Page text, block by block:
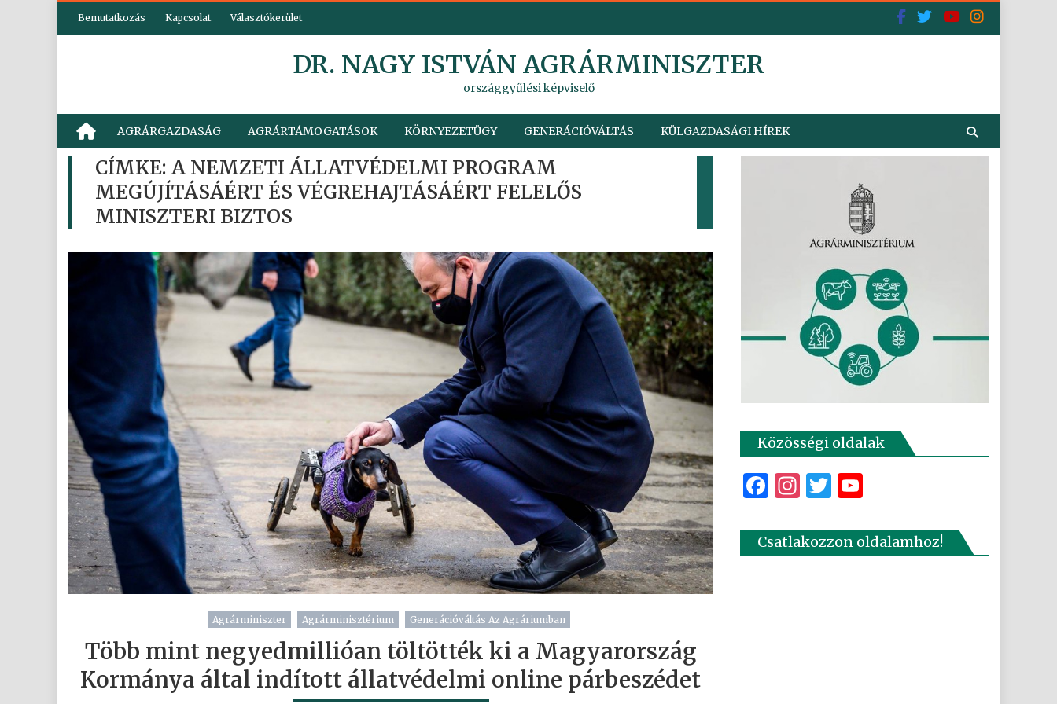
Bemutatkozás Kapcsolat Választókerület
DR. NAGY ISTVÁN AGRÁRMINISZTER
országgyűlési képviselő
AGRÁRGAZDASÁG AGRÁRTÁMOGATÁSOK KÖRNYEZETÜGY GENERÁCIÓVÁLTÁS KÜLGAZDASÁGI HÍREK
CÍMKE: A NEMZETI ÁLLATVÉDELMI PROGRAM
MEGÚJÍTÁSÁÉRT ÉS VÉGREHAJTÁSÁÉRT FELELŐS
MINISZTERI BIZTOS
Agrárminiszter Agrárminisztérium Generációváltás Az Agráriumban
Több mint negyedmillióan töltötték ki a Magyarország
Kormánya által indított állatvédelmi online párbeszédet
Közösségi oldalak
Facebook
Instagram
Twitter
Csatlakozzon oldalamhoz!